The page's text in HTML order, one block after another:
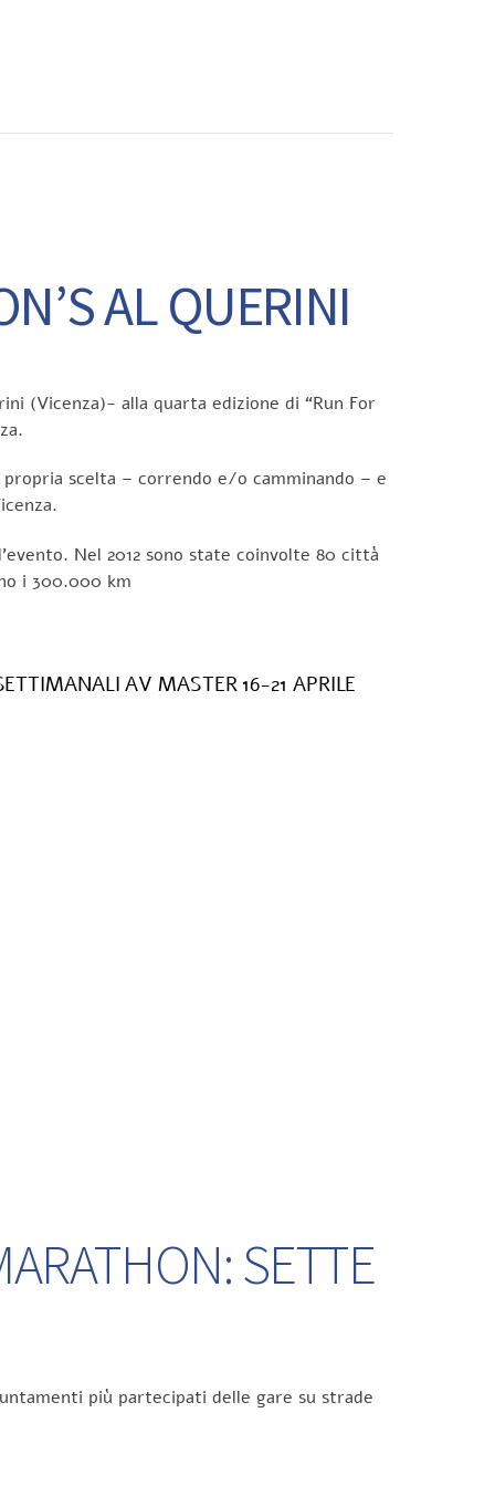
AL QUERINI
(Vicenza)- alla quarta edizione di “Run For
scelta – correndo e/o camminando – e
Nel 2012 sono state coinvolte 80 città
i 300.000 km
AV MASTER 16-21 APRILE
SETTE
più partecipati delle gare su strade